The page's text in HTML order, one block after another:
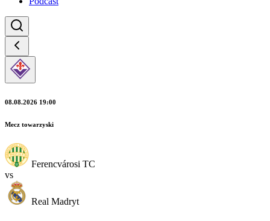
08.08.2026 19:00
Mecz towarzyski
Ferencvárosi TC
vs
Real Madryt